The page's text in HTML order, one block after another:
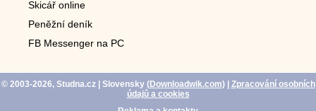
Skicář online
Peněžní deník
FB Messenger na PC
© 2003-2026, Studna.cz| Slovensky (Downloadwik.com)| Zpracování osobních
údajů a cookies